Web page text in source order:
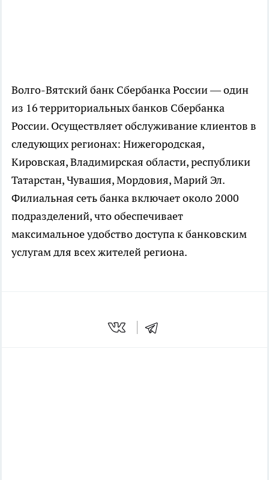
Волго-Вятский банк Сбербанка России — один
из 16 территориальных банков Сбербанка
России. Осуществляет обслуживание клиентов в
следующих регионах: Нижегородская,
Кировская, Владимирская области, республики
Татарстан, Чувашия, Мордовия, Марий Эл.
Филиальная сеть банка включает около 2000
подразделений, что обеспечивает
максимальное удобство доступа к банковским
услугам для всех жителей региона.